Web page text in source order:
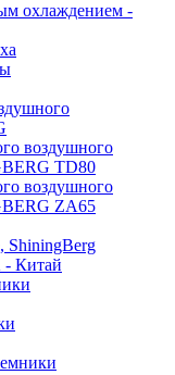
охлаждением -
воздушного
TD80
воздушного
ZA65
ShiningBerg
- Китай